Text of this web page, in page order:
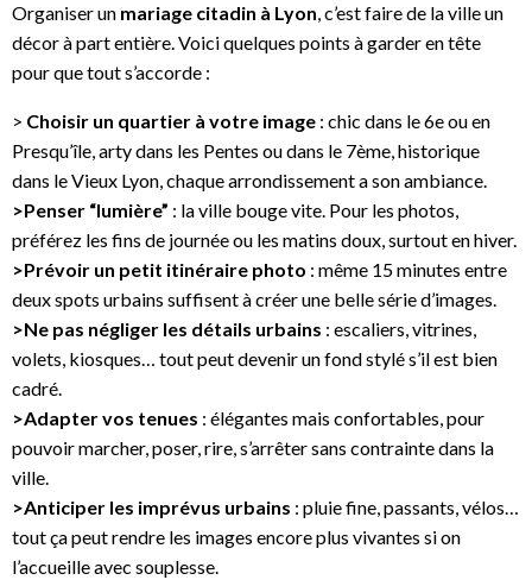
Organiser un mariage citadin à Lyon, c’est faire de la ville un
décor à part entière. Voici quelques points à garder en tête
pour que tout s’accorde :
> Choisir un quartier à votre image : chic dans le 6e ou en
Presqu’île, arty dans les Pentes ou dans le 7ème, historique
dans le Vieux Lyon, chaque arrondissement a son ambiance.
>Penser “lumière” : la ville bouge vite. Pour les photos,
préférez les fins de journée ou les matins doux, surtout en hiver.
>Prévoir un petit itinéraire photo : même 15 minutes entre
deux spots urbains suffisent à créer une belle série d’images.
>Ne pas négliger les détails urbains : escaliers, vitrines,
volets, kiosques… tout peut devenir un fond stylé s’il est bien
cadré.
>Adapter vos tenues : élégantes mais confortables, pour
pouvoir marcher, poser, rire, s’arrêter sans contrainte dans la
ville.
>Anticiper les imprévus urbains : pluie fine, passants, vélos…
tout ça peut rendre les images encore plus vivantes si on
l’accueille avec souplesse.